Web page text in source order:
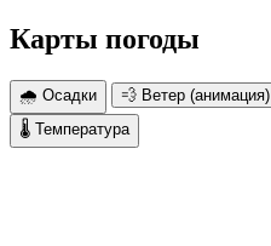
Карты погоды
🌧 Осадки 💨 Ветер (анимация)
🌡 Температура